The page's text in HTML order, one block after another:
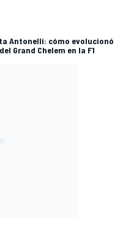
Antonelli: cómo evolucionó
Grand Chelem en la F1